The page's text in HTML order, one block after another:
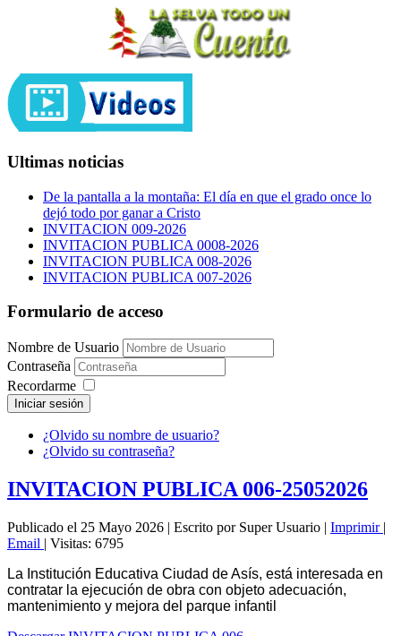
Ultimas noticias
De la pantalla a la montaña: El día en que el grado once lo
dejó todo por ganar a Cristo
INVITACION 009-2026
INVITACION PUBLICA 0008-2026
INVITACION PUBLICA 008-2026
INVITACION PUBLICA 007-2026
Formulario de acceso
Nombre de Usuario
Contraseña
Recordarme
Iniciar sesión
¿Olvido su nombre de usuario?
¿Olvido su contraseña?
INVITACION PUBLICA 006-25052026
Publicado el 25 Mayo 2026 | Escrito por Super Usuario | Imprimir |
Email | Visitas: 6795
La Institución Educativa Ciudad de Asís, está interesada en
contratar la ejecución de obra con objeto adecuación,
mantenimiento y mejora del parque infantil